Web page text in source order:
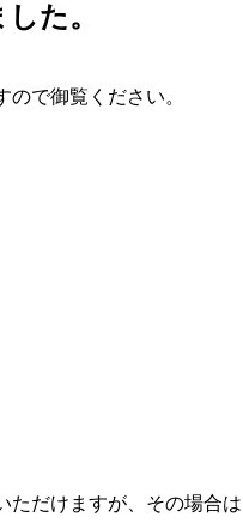
た。
で御覧ください。
だけますが、その場合